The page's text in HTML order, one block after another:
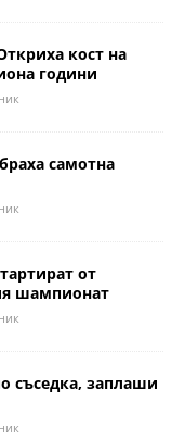
кост на
години
самотна
от
шампионат
съседка, заплаши